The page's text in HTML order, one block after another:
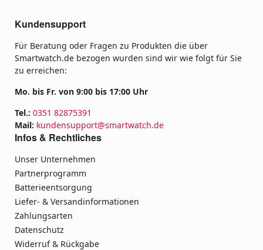
Kundensupport
Für Beratung oder Fragen zu Produkten die über
Smartwatch.de bezogen wurden sind wir wie folgt für Sie
zu erreichen:
Mo. bis Fr. von 9:00 bis 17:00 Uhr
Tel.: 0351 82875391
Mail: kundensupport@smartwatch.de
Infos & Rechtliches
Unser Unternehmen
Partnerprogramm
Batterieentsorgung
Liefer- & Versandinformationen
Zahlungsarten
Datenschutz
Widerruf & Rückgabe